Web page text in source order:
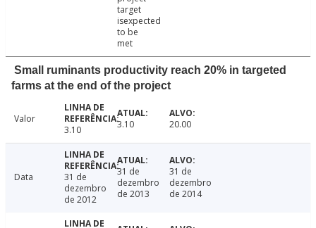
target
isexpected
to be
met
Small ruminants productivity reach 20% in targeted
farms at the end of the project
Valor
3.10
3.10 20.00
Data
31 de
dezembro
de 2012
31 de
dezembro
de 2013
31 de
dezembro
de 2014